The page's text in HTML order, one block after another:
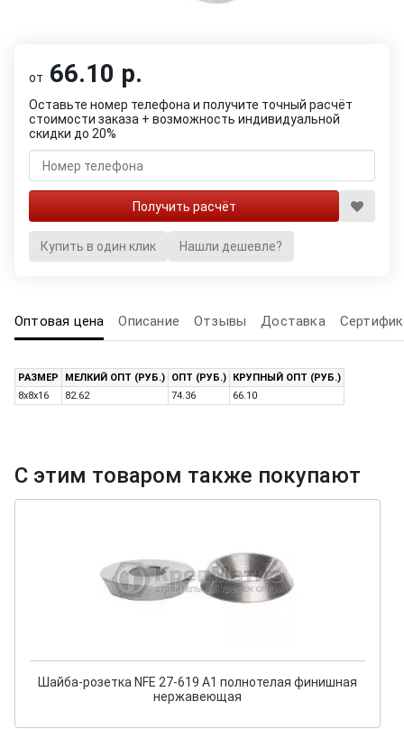
от 66.10 р.
Оставьте номер телефона и получите точный расчёт
стоимости заказа + возможность индивидуальной
скидки до 20%
Купить в один клик Нашли дешевле?
Оптовая цена Описание Отзывы Доставка
РАЗМЕР МЕЛКИЙ ОПТ (РУБ.) ОПТ (РУБ.)
КРУПНЫЙ ОПТ (РУБ.)
8x8x16
82.62 74.36 66.10
С этим товаром также покупают
Шайба-розетка NFE 27-619 A1 полнотелая финишная
нержавеющая